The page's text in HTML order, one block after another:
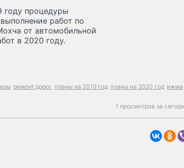
году процедуры
работ по
от автомобильной
в 2020 году.
ремонт дорог планы на 2019 год планы на 2020 год ижма
1 просмотров за